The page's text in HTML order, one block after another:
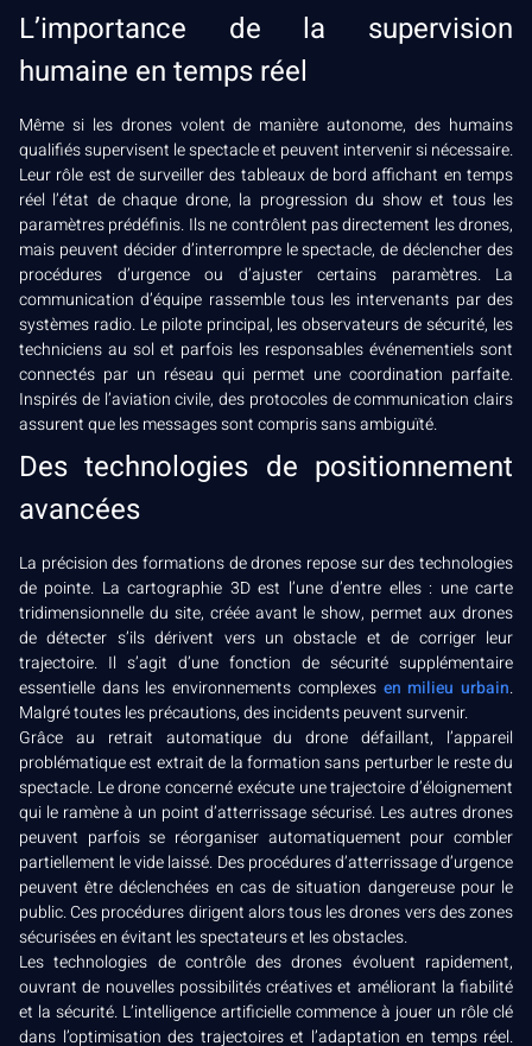
L’importance de la supervision
humaine en temps réel
Même si les drones volent de manière autonome, des humains
qualifiés supervisent le spectacle et peuvent intervenir si nécessaire.
Leur rôle est de surveiller des tableaux de bord affichant en temps
réel l’état de chaque drone, la progression du show et tous les
paramètres prédéfinis. Ils ne contrôlent pas directement les drones,
mais peuvent décider d’interrompre le spectacle, de déclencher des
procédures d’urgence ou d’ajuster certains paramètres. La
communication d’équipe rassemble tous les intervenants par des
systèmes radio. Le pilote principal, les observateurs de sécurité, les
techniciens au sol et parfois les responsables événementiels sont
connectés par un réseau qui permet une coordination parfaite.
Inspirés de l’aviation civile, des protocoles de communication clairs
assurent que les messages sont compris sans ambiguïté.
Des technologies de positionnement
avancées
La précision des formations de drones repose sur des technologies
de pointe. La cartographie 3D est l’une d’entre elles : une carte
tridimensionnelle du site, créée avant le show, permet aux drones
de détecter s’ils dérivent vers un obstacle et de corriger leur
trajectoire. Il s’agit d’une fonction de sécurité supplémentaire
essentielle dans les environnements complexes en milieu urbain.
Malgré toutes les précautions, des incidents peuvent survenir.
Grâce au retrait automatique du drone défaillant, l’appareil
problématique est extrait de la formation sans perturber le reste du
spectacle. Le drone concerné exécute une trajectoire d’éloignement
qui le ramène à un point d’atterrissage sécurisé. Les autres drones
peuvent parfois se réorganiser automatiquement pour combler
partiellement le vide laissé. Des procédures d’atterrissage d’urgence
peuvent être déclenchées en cas de situation dangereuse pour le
public. Ces procédures dirigent alors tous les drones vers des zones
sécurisées en évitant les spectateurs et les obstacles.
Les technologies de contrôle des drones évoluent rapidement,
ouvrant de nouvelles possibilités créatives et améliorant la fiabilité
et la sécurité. L’intelligence artificielle commence à jouer un rôle clé
dans l’optimisation des trajectoires et l’adaptation en temps réel.